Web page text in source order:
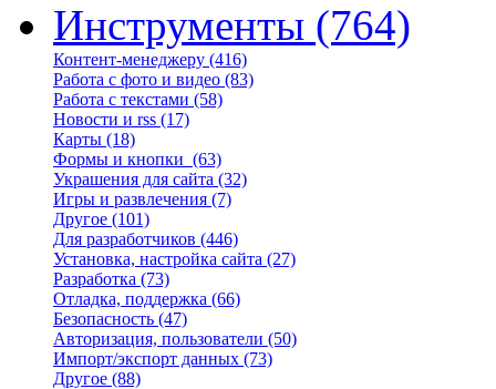
Инструменты (764)
Контент-менеджеру (416)
Работа с фото и видео (83)
Работа с текстами (58)
Новости и rss (17)
Карты (18)
Формы и кнопки (63)
Украшения для сайта (32)
Игры и развлечения (7)
Другое (101)
Для разработчиков (446)
Установка, настройка сайта (27)
Разработка (73)
Отладка, поддержка (66)
Безопасность (47)
Авторизация, пользователи (50)
Импорт/экспорт данных (73)
Другое (88)